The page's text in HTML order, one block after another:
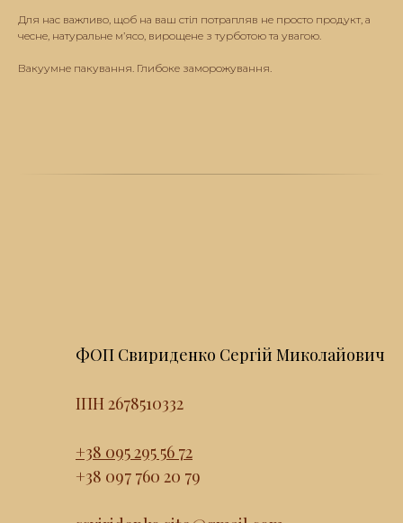
Для нас важливо, щоб на ваш стіл потрапляв не просто продукт, а
чесне, натуральне м’ясо, вирощене з турботою та увагою.
Вакуумне пакування. Глибоке заморожування.
ФОП Свириденко Сергій Миколайович
ІПН 2678510332
+38 095 295 56 72
+38 097 760 20 79